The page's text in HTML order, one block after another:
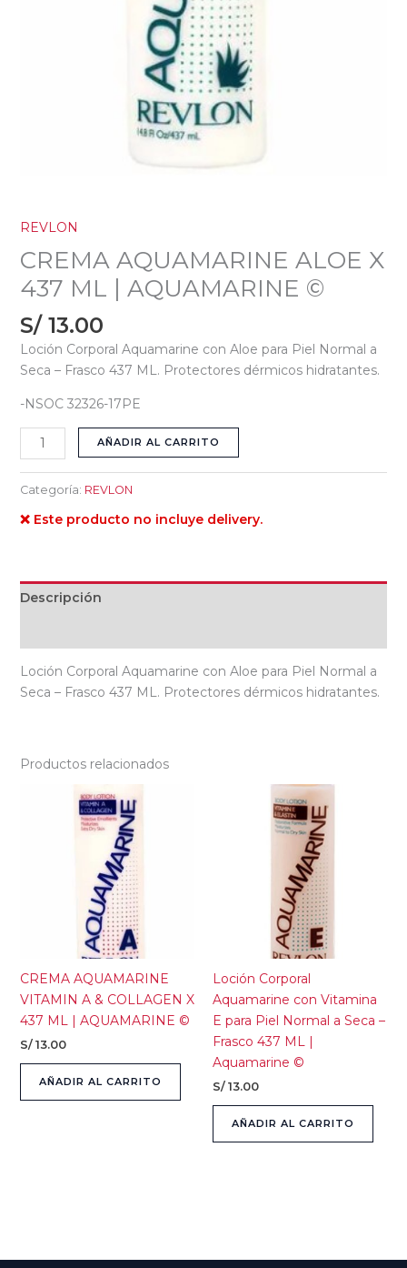
REVLON
CREMA AQUAMARINE ALOE X
437 ML | AQUAMARINE ©
S/13.00
Loción Corporal Aquamarine con Aloe para Piel Normal a
Seca – Frasco 437 ML. Protectores dérmicos hidratantes.
-NSOC 32326-17PE
AÑADIR AL CARRITO
Categoría: REVLON
❌ Este producto no incluye delivery.
Descripción
Loción Corporal Aquamarine con Aloe para Piel Normal a
Seca – Frasco 437 ML. Protectores dérmicos hidratantes.
Productos relacionados
CREMA AQUAMARINE
VITAMIN A & COLLAGEN X
437 ML | AQUAMARINE ©
S/13.00
AÑADIR AL CARRITO
Loción Corporal
Aquamarine con Vitamina
E para Piel Normal a Seca –
Frasco 437 ML |
Aquamarine ©
S/ 13.00
AÑADIR AL CARRITO